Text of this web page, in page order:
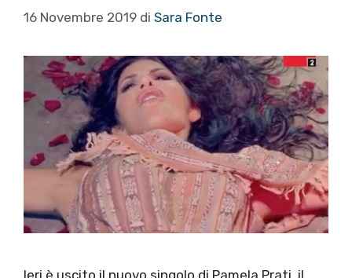
16 Novembre 2019 di Sara Fonte
Ieri è uscito il nuovo singolo di Pamela Prati, il